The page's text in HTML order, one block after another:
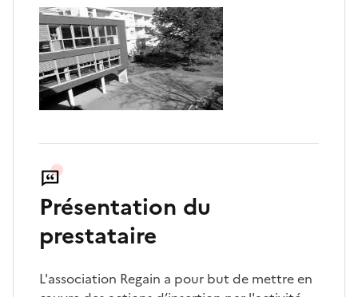
Présentation du
prestataire
L'association Regain a pour but de mettre en